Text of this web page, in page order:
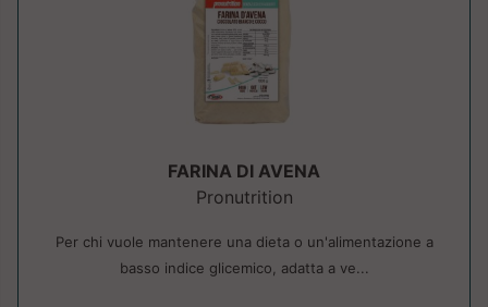
FARINA DI AVENA
Pronutrition
Per chi vuole mantenere una dieta o un'alimentazione a
basso indice glicemico, adatta a ve...